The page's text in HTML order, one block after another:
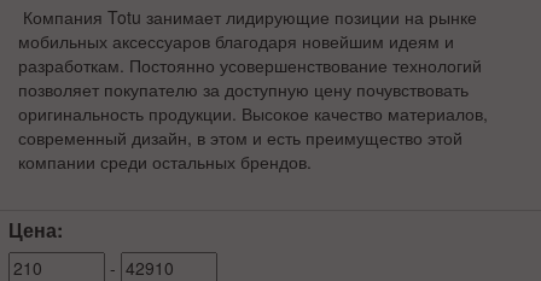
Компания Totu занимает лидирующие позиции на рынке
мобильных аксессуаров благодаря новейшим идеям и
разработкам. Постоянно усовершенствование технологий
позволяет покупателю за доступную цену почувствовать
оригинальность продукции. Высокое качество материалов,
современный дизайн, в этом и есть преимущество этой
компании среди остальных брендов.
Цена:
-